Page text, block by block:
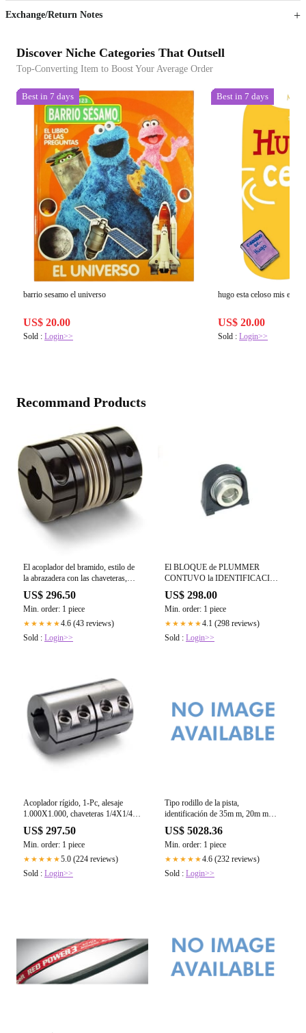
Exchange/Return Notes
Discover Niche Categories That Outsell
Top-Converting Item to Boost Your Average Order
Best in 7 days
barrio sesamo el universo
US$ 20.00
Sold : Login>>
Best in 7 days
hugo esta celoso mis
US$ 20.00
Sold :Login>>
Recommand Products
El acoplador del bramido, estilo de
la abrazadera con las chaveteras,
0.875 " X 13m m agujerea, 2.000 "
OD
US$ 296.50
Min. order: 1 piece
★★★★★4.6 (43 reviews)
Sold : Login>>
El BLOQUE de PLUMMER
CONTUVO la IDENTIFICACIÓN
de la UNIDAD los 30MM
US$ 298.00
Min. order: 1 piece
★★★★★4.1 (298 reviews)
Sold : Login>>
Acoplador rígido, 1-Pc, alesaje
1.000X1.000, chaveteras 1/4X1/4,
OD 1 3/4, L 3,303 SS
US$ 297.50
Min. order: 1 piece
★★★★★5.0 (224 reviews)
Sold : Login>>
Tipo rodillo de la pista,
identificación de 35m m, 20m m
OD, anchura del perno prisionero de
52m m
US$ 5028.36
Min. order: 1 piece
★★★★★4.6 (232 reviews)
Sold : Login>>